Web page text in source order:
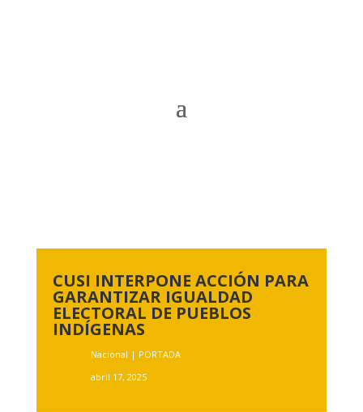
CUSI INTERPONE ACCIÓN PARA
GARANTIZAR IGUALDAD
ELECTORAL DE PUEBLOS
INDÍGENAS
Nacional | PORTADA
abril 17, 2025